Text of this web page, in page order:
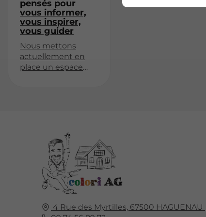
pensés pour
vous informer,
vous inspirer,
vous guider
Nous mettons
actuellement en
place un espace
bientôt pour
découvrir nos
premiers articles !
4 Rue des Myrtilles, 67500 HAGUENAU